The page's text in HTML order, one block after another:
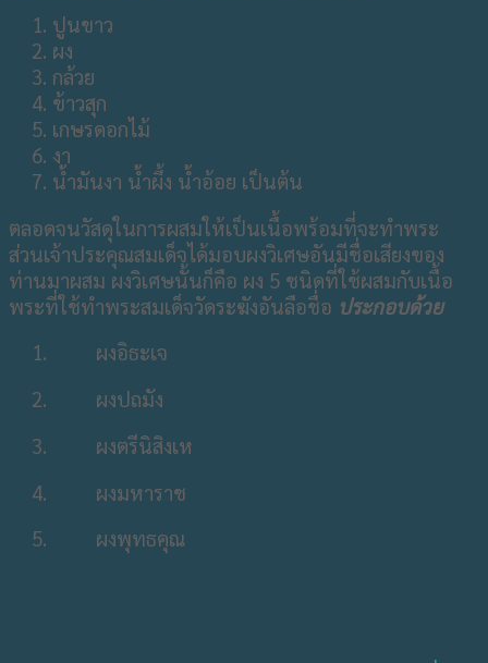
ปูนขาว
ผง
กล้วย
ข้าวสุก
เกษรดอกไม้
งา
น้ำมันงา น้ำผึ้ง น้ำอ้อย เป็นต้น
ตลอดจนวัสดุในการผสมให้เป็นเนื้อพร้อมที่จะทำพระ
ส่วนเจ้าประคุณสมเด็จได้มอบผงวิเศษอันมีชื่อเสียงของ
ท่านมาผสม ผงวิเศษนั้นก็คือ ผง 5 ชนิดที่ใช้ผสมกับเนื้อ
พระที่ใช้ทำพระสมเด็จวัดระฆังอันลือชื่อ ประกอบด้วย
ผงอิธะเจ
ผงปถมัง
ผงตรีนิสิงเห
ผงมหาราช
ผงพุทธคุณ